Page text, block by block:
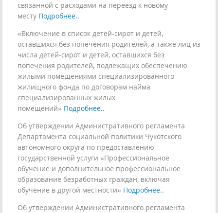
связанной с расходами на переезд к новому
месту Подробнее..
«Включение в список детей-сирот и детей,
оставшихся без попечения родителей, а также лиц из
числа детей-сирот и детей, оставшихся без
попечения родителей, подлежащих обеспечению
жилыми помещениями специализированного
жилищного фонда по договорам найма
специализированных жилых
помещений» Подробнее..
Об утверждении Административного регламента
Департамента социальной политики Чукотского
автономного округа по предоставлению
государственной услуги «Профессиональное
обучение и дополнительное профессиональное
образование безработных граждан, включая
обучение в другой местности» Подробнее..
Об утверждении Административного регламента